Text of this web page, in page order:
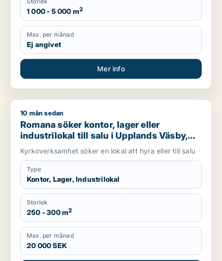
1 000 - 5 000 m2
Max. per månad
Ej angivet
Mer info
Romana söker kontor, lager eller industrilokal till salu i
10 mån sedan
Romana söker kontor, lager eller
industrilokal till salu i Upplands Väsby,
Vallentuna eller Österåker m.fl.
Kyrkoverksamhet söker en lokal att hyra eller till salu
Type
Kontor, Lager, Industrilokal
Storlek
250 - 300 m2
Max. per månad
20 000 SEK